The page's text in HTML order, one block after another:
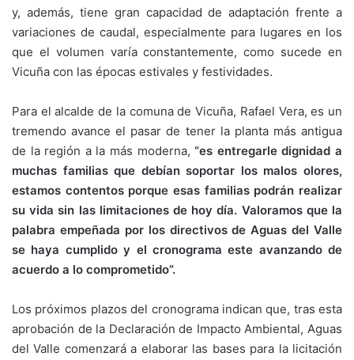
y, además, tiene gran capacidad de adaptación frente a
variaciones de caudal, especialmente para lugares en los
que el volumen varía constantemente, como sucede en
Vicuña con las épocas estivales y festividades.
Para el alcalde de la comuna de Vicuña, Rafael Vera, es un
tremendo avance el pasar de tener la planta más antigua
de la región a la más moderna,“es entregarle dignidad a
muchas familias que debían soportar los malos olores,
estamos contentos porque esas familias podrán realizar
su vida sin las limitaciones de hoy día. Valoramos que la
palabra empeñada por los directivos de Aguas del Valle
se haya cumplido y el cronograma este avanzando de
acuerdo a lo comprometido”.
Los próximos plazos del cronograma indican que, tras esta
aprobación de la Declaración de Impacto Ambiental, Aguas
del Valle comenzará a elaborar las bases para la licitación